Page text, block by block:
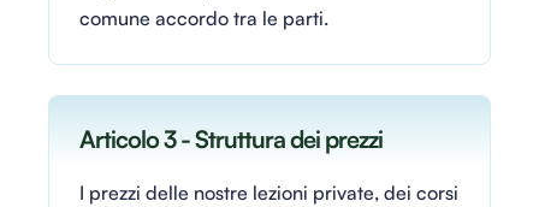
comune accordo tra le parti.
Articolo 3 - Struttura dei prezzi
I prezzi delle nostre lezioni private, dei corsi